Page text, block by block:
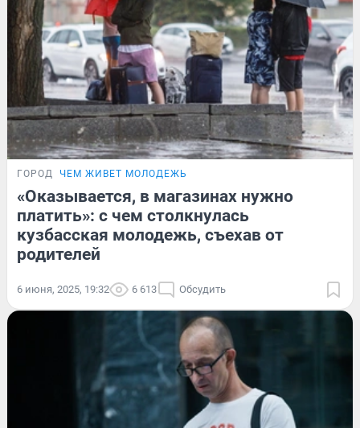
ГОРОД ЧЕМ ЖИВЕТ МОЛОДЕЖЬ
«Оказывается, в магазинах нужно
платить»: с чем столкнулась
кузбасская молодежь, съехав от
родителей
6 июня, 2025, 19:32 6 613 Обсудить